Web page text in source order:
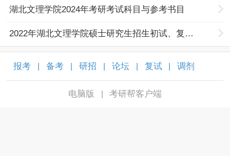
湖北文理学院2024年考研考试科目与参考书目
2022年湖北文理学院硕士研究生招生初试、复试科目参考书目
报考 备考 研招 论坛 复试 调剂
电脑版 考研帮客户端